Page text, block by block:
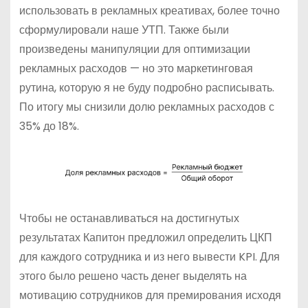
использовать в рекламных креативах, более точно
сформулировали наше УТП. Также были
произведены манипуляции для оптимизации
рекламных расходов — но это маркетинговая
рутина, которую я не буду подробно расписывать.
По итогу мы снизили долю рекламных расходов с
35% до 18%.
Чтобы не останавливаться на достигнутых
результатах Капитон предложил определить ЦКП
для каждого сотрудника и из него вывести KPI. Для
этого было решено часть денег выделять на
мотивацию сотрудников для премирования исходя